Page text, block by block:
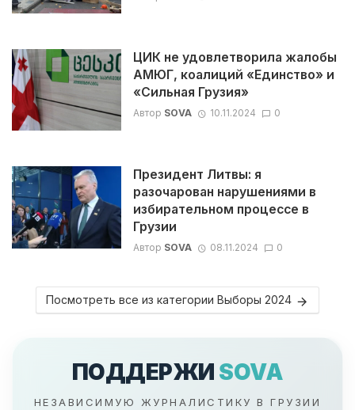
ЦИК не удовлетворила жалобы
АМЮГ, коалиций «Единство» и
«Сильная Грузия»
Автор SOVA 10.11.2024 0
Президент Литвы: я
разочарован нарушениями в
избирательном процессе в
Грузии
Автор SOVA 08.11.2024 0
Посмотреть все из категории Выборы 2024
ПОДДЕРЖИ SOVA
НЕЗАВИСИМУЮ ЖУРНАЛИСТИКУ В ГРУЗИИ